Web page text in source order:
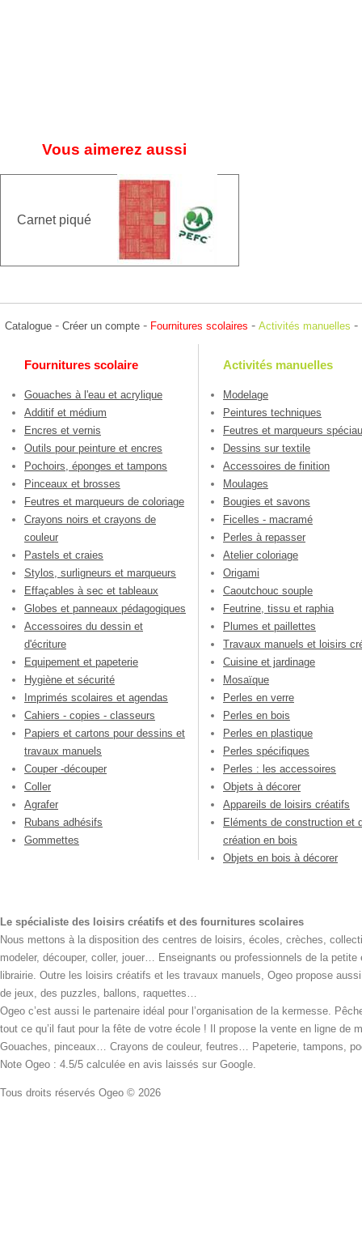
Vous aimerez aussi
Carnet piqué
Catalogue - Créer un compte - Fournitures scolaires - Activités manuelles -
Fournitures scolaire
Gouaches à l'eau et acrylique
Additif et médium
Encres et vernis
Outils pour peinture et encres
Pochoirs, éponges et tampons
Pinceaux et brosses
Feutres et marqueurs de coloriage
Crayons noirs et crayons de
couleur
Pastels et craies
Stylos, surligneurs et marqueurs
Effaçables à sec et tableaux
Globes et panneaux pédagogiques
Accessoires du dessin et
d'écriture
Equipement et papeterie
Hygiène et sécurité
Imprimés scolaires et agendas
Cahiers - copies - classeurs
Papiers et cartons pour dessins et
travaux manuels
Couper -découper
Coller
Agrafer
Rubans adhésifs
Gommettes
Activités manuelles
Modelage
Peintures techniques
Feutres et marqueurs
Dessins sur textile
Accessoires de finition
Moulages
Bougies et savons
Ficelles - macramé
Perles à repasser
Atelier coloriage
Origami
Caoutchouc souple
Feutrine, tissu et raphia
Plumes et paillettes
Travaux manuels et loisirs
Cuisine et jardinage
Mosaïque
Perles en verre
Perles en bois
Perles en plastique
Perles spécifiques
Perles : les accessoires
Objets à décorer
Appareils de loisirs créatifs
Eléments de construction et
création en bois
Objets en bois à décorer
Le spécialiste des loisirs créatifs et des fournitures scolaires
Nous mettons à la disposition des centres de loisirs, écoles, crèches,
modeler, découper, coller, jouer… Enseignants ou professionnels de la
librairie. Outre les loisirs créatifs et les travaux manuels, Ogeo propose
de jeux, des puzzles, ballons, raquettes…
Ogeo c’est aussi le partenaire idéal pour l’organisation de la kermesse.
tout ce qu’il faut pour la fête de votre école ! Il propose la vente en ligne
Gouaches, pinceaux… Crayons de couleur, feutres… Papeterie, tampons,
Note Ogeo : 4.5/5 calculée en avis laissés sur Google.
Tous droits réservés Ogeo © 2026